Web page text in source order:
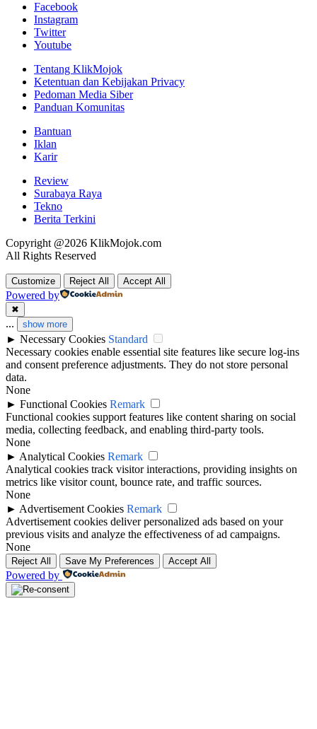
Facebook
Instagram
Twitter
Youtube
Tentang KlikMojok
Ketentuan dan Kebijakan Privacy
Pedoman Media Siber
Panduan Komunitas
Bantuan
Iklan
Karir
Review
Surabaya Raya
Tekno
Berita Terkini
Copyright @2026 KlikMojok.com
All Rights Reserved
Customize Reject All Accept All
Powered by
✖
... show more
► Necessary Cookies Standard
Necessary cookies enable essential site features like secure log-ins
and consent preference adjustments. They do not store personal
data.
None
► Functional Cookies Remark
Functional cookies support features like content sharing on social
media, collecting feedback, and enabling third-party tools.
None
► Analytical Cookies Remark
Analytical cookies track visitor interactions, providing insights on
metrics like visitor count, bounce rate, and traffic sources.
None
► Advertisement Cookies Remark
Advertisement cookies deliver personalized ads based on your
previous visits and analyze the effectiveness of ad campaigns.
None
Reject All Save My Preferences Accept All
Powered by